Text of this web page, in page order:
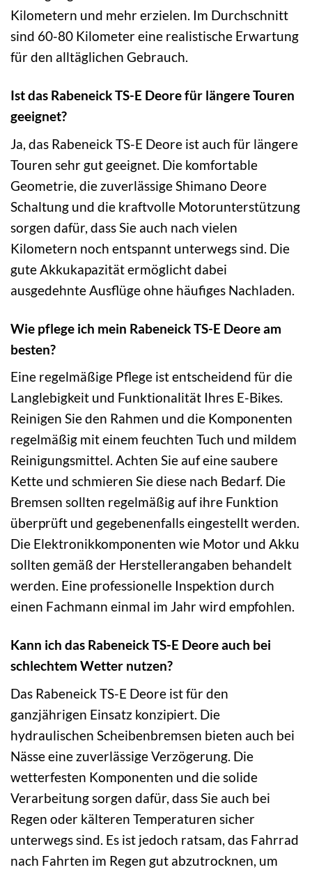
Kilometern und mehr erzielen. Im Durchschnitt
sind 60-80 Kilometer eine realistische Erwartung
für den alltäglichen Gebrauch.
Ist das Rabeneick TS-E Deore für längere Touren
geeignet?
Ja, das Rabeneick TS-E Deore ist auch für längere
Touren sehr gut geeignet. Die komfortable
Geometrie, die zuverlässige Shimano Deore
Schaltung und die kraftvolle Motorunterstützung
sorgen dafür, dass Sie auch nach vielen
Kilometern noch entspannt unterwegs sind. Die
gute Akkukapazität ermöglicht dabei
ausgedehnte Ausflüge ohne häufiges Nachladen.
Wie pflege ich mein Rabeneick TS-E Deore am
besten?
Eine regelmäßige Pflege ist entscheidend für die
Langlebigkeit und Funktionalität Ihres E-Bikes.
Reinigen Sie den Rahmen und die Komponenten
regelmäßig mit einem feuchten Tuch und mildem
Reinigungsmittel. Achten Sie auf eine saubere
Kette und schmieren Sie diese nach Bedarf. Die
Bremsen sollten regelmäßig auf ihre Funktion
überprüft und gegebenenfalls eingestellt werden.
Die Elektronikkomponenten wie Motor und Akku
sollten gemäß der Herstellerangaben behandelt
werden. Eine professionelle Inspektion durch
einen Fachmann einmal im Jahr wird empfohlen.
Kann ich das Rabeneick TS-E Deore auch bei
schlechtem Wetter nutzen?
Das Rabeneick TS-E Deore ist für den
ganzjährigen Einsatz konzipiert. Die
hydraulischen Scheibenbremsen bieten auch bei
Nässe eine zuverlässige Verzögerung. Die
wetterfesten Komponenten und die solide
Verarbeitung sorgen dafür, dass Sie auch bei
Regen oder kälteren Temperaturen sicher
unterwegs sind. Es ist jedoch ratsam, das Fahrrad
nach Fahrten im Regen gut abzutrocknen, um